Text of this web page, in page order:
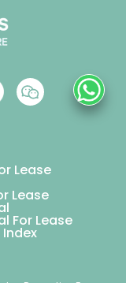
Lease
Lease
For Lease